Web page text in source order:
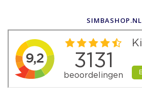
SIMBASHOP.NL